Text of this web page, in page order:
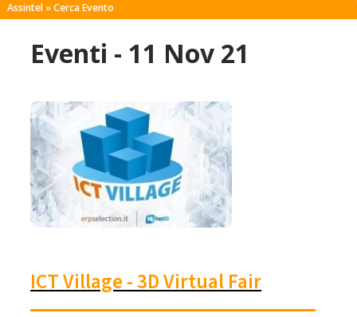
Assintel » Cerca Evento
Eventi - 11 Nov 21
ICT Village - 3D Virtual Fair